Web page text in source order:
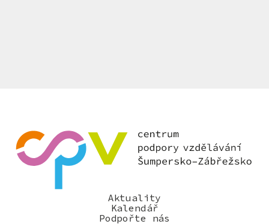
Aktuality
Kalendář
Podpořte nás